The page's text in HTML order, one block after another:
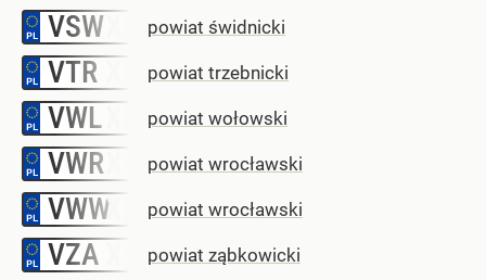
VSW powiat świdnicki
VTR powiat trzebnicki
VWL powiat wołowski
VWR powiat wrocławski
VWW powiat wrocławski
VZA powiat ząbkowicki